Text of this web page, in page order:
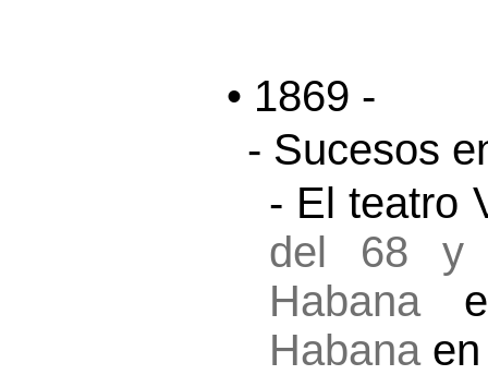
• 1869 -
- Sucesos
- El teatro
del 68 y
Habana
Habana